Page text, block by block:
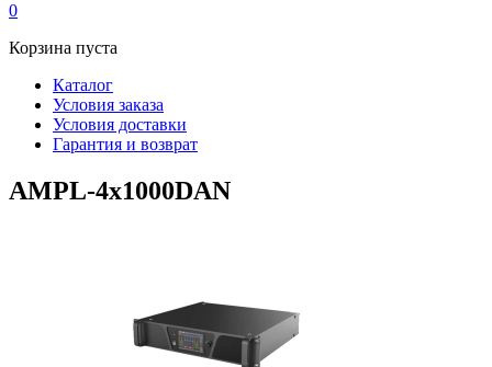
0
Корзина пуста
Каталог
Условия заказа
Условия доставки
Гарантия и возврат
AMPL-4x1000DAN